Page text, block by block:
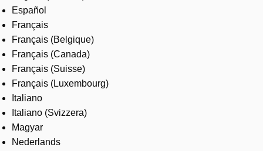
Español
Français
Français (Belgique)
Français (Canada)
Français (Suisse)
Français (Luxembourg)
Italiano
Italiano (Svizzera)
Magyar
Nederlands